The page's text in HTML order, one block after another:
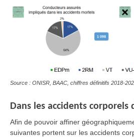
Source : ONISR, BAAC, chiffres définitifs 2018-
Dans les accidents corporels
Afin de pouvoir affiner
suivantes portent sur les accidents